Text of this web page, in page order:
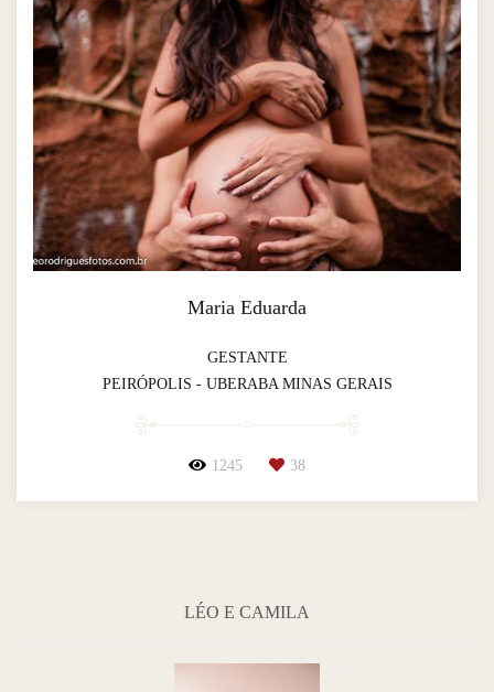
Maria Eduarda
GESTANTE
PEIRÓPOLIS - UBERABA MINAS GERAIS
1245 38
LÉO E CAMILA